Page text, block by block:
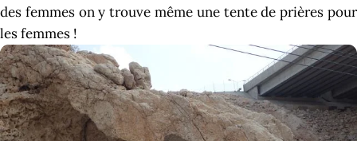
des femmes on y trouve même une tente de prières pour
les femmes !